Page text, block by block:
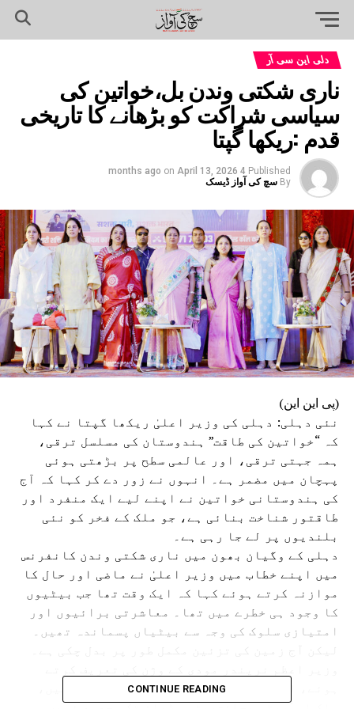
دلی این سی آر
ناری شکتی وندن بل،خواتین کی
سیاسی شراکت کو بڑھانے کا تاریخی
قدم :ریکھا گپتا
Published
4 months ago
on April 13, 2026
By سچ کی آواز ڈیسک
(پی این این)
نئی دہلی: دہلی کی وزیر اعلیٰ ریکھا گپتا نے کہا
کہ “خواتین کی طاقت” ہندوستان کی مسلسل ترقی،
ہمہ جہتی ترقی، اور عالمی سطح پر بڑھتی ہوئی
پہچان میں مضمر ہے۔ انہوں نے زور دے کر کہا کہ آج
کی ہندوستانی خواتین نے اپنے لیے ایک منفرد اور
طاقتور شناخت بنائی ہے، جو ملک کے فخر کو نئی
بلندیوں پر لے جا رہی ہے۔
دہلی کے وگیان بھون میں ناری شکتی وندن کانفرنس
میں اپنے خطاب میں وزیر اعلیٰ نے ماضی اور حال کا
موازنہ کرتے ہوئے کہا کہ ایک وقت تھا جب بیٹیوں
کا وجود ہی خطرے میں تھا۔ معاشرتی برائیوں اور
امتیازی سلوک کی وجہ سے بیٹیاں پسماندہ تھیں۔
لیکن آج زمین کی تزئین مکمل طور پر بدل چکی ہے۔
ہوئے، انہوں نے کہا، وزیر اعظم کی قیادت میں،
CONTINUE READING